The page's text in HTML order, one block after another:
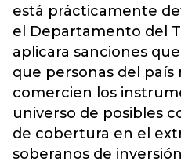
está prácticamente
el Departamento del
aplicara sanciones
que personas del
comercien los
universo de posibles
de cobertura en el
soberanos de